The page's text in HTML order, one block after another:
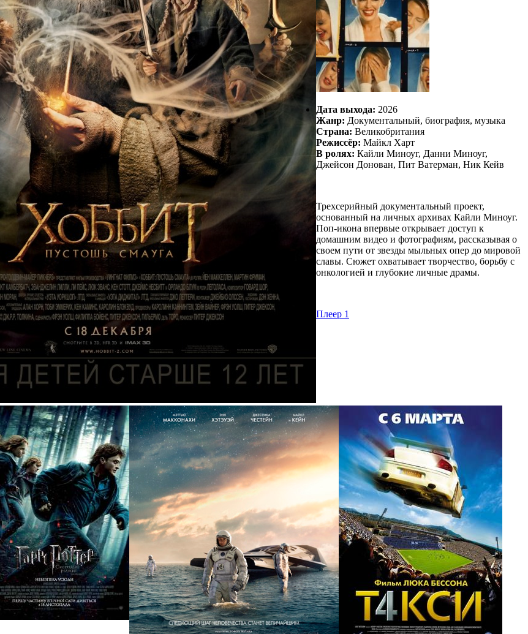
Дата выхода: 2026
Жанр: Документальный, биография, музыка
Страна: Великобритания
Режиссёр: Майкл Харт
В ролях: Кайли Миноуг, Данни Миноуг,
Джейсон Донован, Пит Ватерман, Ник Кейв
Трехсерийный документальный проект,
основанный на личных архивах Кайли Миноуг.
Поп-икона впервые открывает доступ к
домашним видео и фотографиям, рассказывая о
своем пути от звезды мыльных опер до мировой
славы. Сюжет охватывает творчество, борьбу с
онкологией и глубокие личные драмы.
Плеер 1